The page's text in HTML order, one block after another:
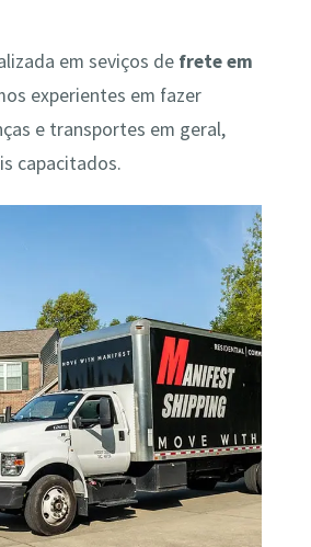
em seviços de frete em
experientes em fazer
e transportes em geral,
capacitados.